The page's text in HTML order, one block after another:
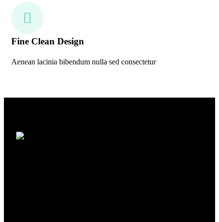
Fine Clean Design
Aenean lacinia bibendum nulla sed consectetur